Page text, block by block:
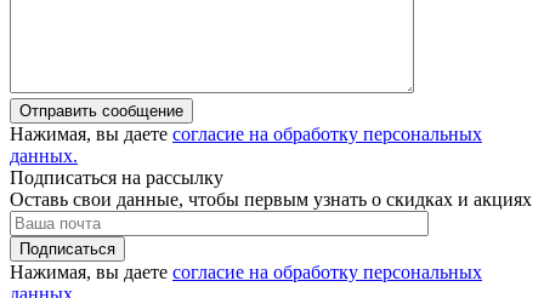
Отправить сообщение
Нажимая, вы даете согласие на обработку персональных
данных.
Подписаться на рассылку
Оставь свои данные, чтобы первым узнать о скидках и акциях
Подписаться
Нажимая, вы даете согласие на обработку персональных
данных.